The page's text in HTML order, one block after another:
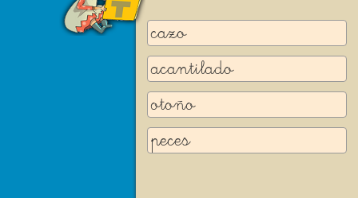
cazo
acantilado
otoño
peces